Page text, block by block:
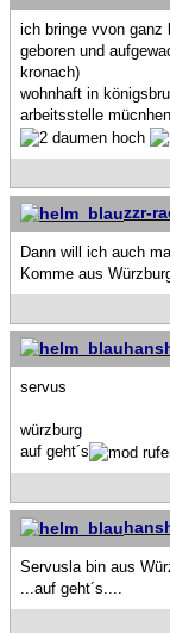
ich bringe vvon ganz
geboren und
kronach)
wohnhaft in
arbeitsstelle
zzr-
Dann will ich auch
Komme aus
servus
würzburg
auf geht´s
Servusla bin aus
...auf geht´s....